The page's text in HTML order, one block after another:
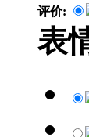
评价:
表